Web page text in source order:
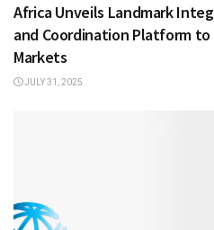
Africa Unveils Landmark
and Coordination Platform
Markets
JULY 31, 2025